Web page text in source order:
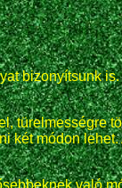
bizonyítsunk
türelmességre
két módon